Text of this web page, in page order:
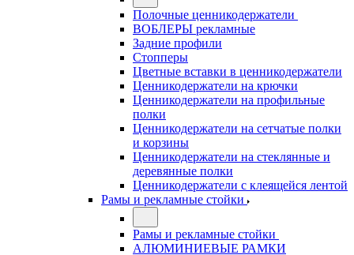
Полочные ценникодержатели
ВОБЛЕРЫ рекламные
Задние профили
Стопперы
Цветные вставки в ценникодержатели
Ценникодержатели на крючки
Ценникодержатели на профильные
полки
Ценникодержатели на сетчатые полки
и корзины
Ценникодержатели на стеклянные и
деревянные полки
Ценникодержатели с клеящейся лентой
Рамы и рекламные стойки
Рамы и рекламные стойки
АЛЮМИНИЕВЫЕ РАМКИ